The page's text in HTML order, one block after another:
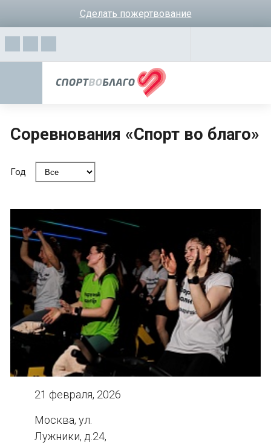
Сделать пожертвование
Соревнования «Спорт во благо»
Год
21 февраля, 2026
Москва, ул.
Лужники, д.24,